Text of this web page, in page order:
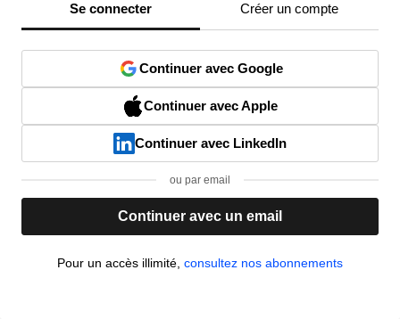
Se connecter Créer un compte
Continuer avec Google
Continuer avec Apple
Continuer avec LinkedIn
ou par email
Continuer avec un email
Pour un accès illimité, consultez nos abonnements